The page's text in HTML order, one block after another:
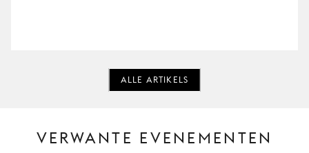
ALLE ARTIKELS
VERWANTE EVENEMENTEN